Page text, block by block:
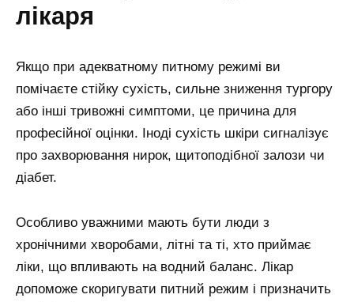
лікаря
Якщо при адекватному питному режимі ви
помічаєте стійку сухість, сильне зниження тургору
або інші тривожні симптоми, це причина для
професійної оцінки. Іноді сухість шкіри сигналізує
про захворювання нирок, щитоподібної залози чи
діабет.
Особливо уважними мають бути люди з
хронічними хворобами, літні та ті, хто приймає
ліки, що впливають на водний баланс. Лікар
допоможе скоригувати питний режим і призначить